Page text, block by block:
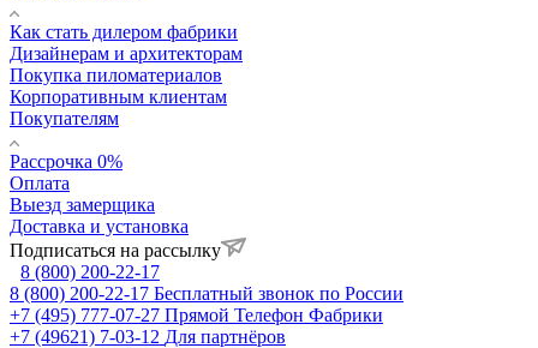
Как стать дилером фабрики
Дизайнерам и архитекторам
Покупка пиломатериалов
Корпоративным клиентам
Покупателям
Рассрочка 0%
Оплата
Выезд замерщика
Доставка и установка
Подписаться на рассылку
8 (800) 200-22-17
8 (800) 200-22-17 Бесплатный звонок по России
+7 (495) 777-07-27 Прямой Телефон Фабрики
+7 (49621) 7-03-12 Для партнёров